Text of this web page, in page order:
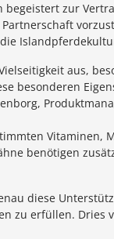
begeistert zur
aus,
besonderen
Vitaminen,
benötigen
diese
zu erfüllen. Dries